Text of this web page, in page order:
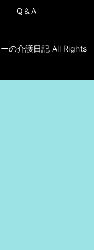
Q＆A
の介護日記 All Rights